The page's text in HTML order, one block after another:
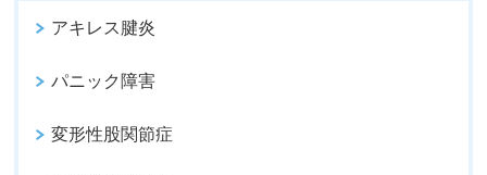
アキレス腱炎
パニック障害
変形性股関節症